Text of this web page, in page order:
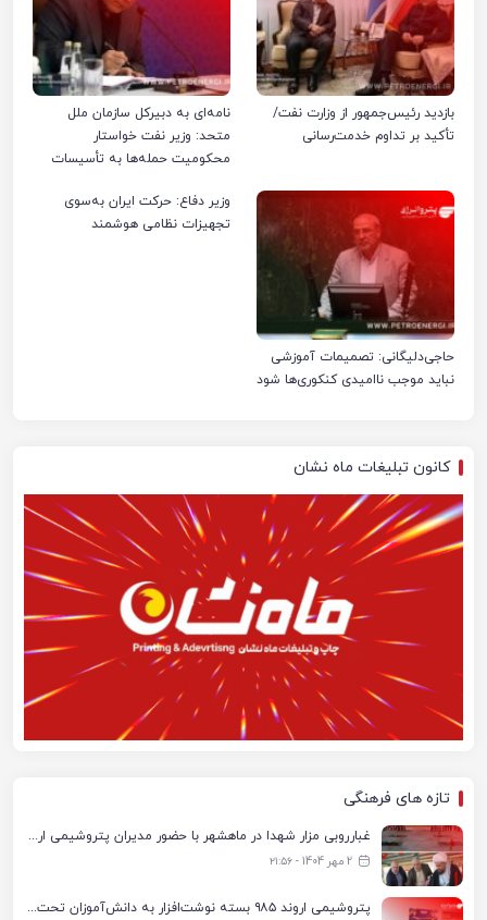
بازدید رئیس‌جمهور از وزارت نفت/
تأکید بر تداوم خدمت‌رسانی
نامه‌ای به دبیرکل سازمان ملل
متحد: وزیر نفت خواستار
محکومیت حمله‌ها به تأسیسات
حاجی‌دلیگانی: تصمیمات آموزشی
نباید موجب ناامیدی کنکوری‌ها شود
وزیر دفاع: حرکت ایران به‌سوی
تجهیزات نظامی هوشمند
کانون تبلیغات ماه نشان
تازه های فرهنگی
غبارروبی مزار شهدا در ماهشهر با حضور مدیران پتروشیمی اروند و مسئولان شهری
2 مهر 1404 - ۲۱:۵۶
پتروشیمی اروند ۹۸۵ بسته نوشت‌افزار به دانش‌آموزان تحت پوشش کمیته امداد بندرماهشهر اهدا کرد